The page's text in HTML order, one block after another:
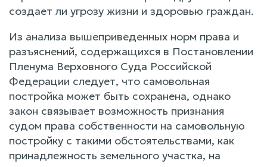
создает ли угрозу жизни и здоровью граждан.
Из анализа вышеприведенных норм права и
разъяснений, содержащихся в Постановлении
Пленума Верховного Суда Российской
Федерации следует, что самовольная
постройка может быть сохранена, однако
закон связывает возможность признания
судом права собственности на самовольную
постройку с такими обстоятельствами, как
принадлежность земельного участка, на